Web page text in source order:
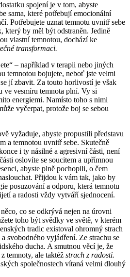
spojení je v tom, abyste
sama, které potřebují emocionální
Potřebujete uznat temnotu uvnitř sebe
který by měl být odstraněn. Jedině
vlastní temnotou, dochází ke
transformaci.
– například v terapii nebo jiných
temnotou bojujete, neboť jste velmi
jí zbavit. Za touto horlivostí je však
ve vesmíru temnota plní. Vy si
energiemi. Namísto toho s nimi
vyčerpat, protože boj se sebou
vyžaduje, abyste propustili představu
a temnotou uvnitř sebe. Skutečně
i ty násilné a agresivní části, není
oslovíte se soucitem a upřímnou
abyste plně pochopili, o čem
Přijdou k vám tak, jako by
posuzování a odporu, která temnotu
a radosti vždy vytváří sjednocení.
co se odkrývá nejen na úrovni
toho být svědky ve světě, v kterém
tradic existoval ohromný strach
svobodného vyjádření. Ze strachu se
ducha. A smutnou věcí je, že
temnoty, ale taktéž strach z radosti.
společnostech vítaná velmi dlouhý